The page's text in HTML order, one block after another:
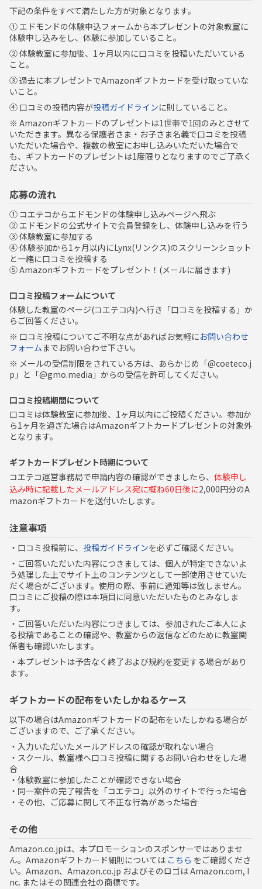
下記の条件をすべて満たした方が対象となります。
① エドモンドの体験申込フォームから本プレゼントの対象教室に
体験申し込みをし、体験に参加していること。
② 体験教室に参加後、1ヶ月以内に口コミを投稿いただいている
こと。
③ 過去に本プレゼントでAmazonギフトカードを受け取っていな
いこと。
④ 口コミの投稿内容が投稿ガイドラインに則していること。
※ Amazonギフトカードのプレゼントは1世帯で1回のみとさせて
いただきます。異なる保護者さま・お子さま名義で口コミを投稿
いただいた場合や、複数の教室にお申し込みいただいた場合で
も、ギフトカードのプレゼントは1度限りとなりますのでご了承く
ださい。
応募の流れ
① コエテコからエドモンドの体験申し込みページへ飛ぶ
② エドモンドの公式サイトで会員登録をし、体験申し込みを行う
③ 体験教室に参加する
④ 体験参加から1ヶ月以内にLynx(リンクス)のスクリーンショット
と一緒に口コミを投稿する
⑤ Amazonギフトカードをプレゼント！(メールに届きます)
口コミ投稿フォームについて
体験した教室のページ(コエテコ内)へ行き「口コミを投稿する」か
らご回答ください。
※ 口コミ投稿についてご不明な点があればお気軽にお問い合わせ
フォームまでお問い合わせ下さい。
※ メールの受信制限をされている方は、あらかじめ「@coeteco.j
p」と「@gmo.media」からの受信を許可してください。
口コミ投稿期間について
口コミは体験教室に参加後、1ヶ月以内にご投稿ください。参加か
ら1ヶ月を過ぎた場合はAmazonギフトカードプレゼントの対象外
となります。
ギフトカードプレゼント時期について
コエテコ運営事務局で申請内容の確認ができましたら、 体験申し
込み時に記載したメールアドレス宛に概ね60日後に2,000円分のA
mazonギフトカードを送付いたします。
注意事項
・口コミ投稿前に、 投稿ガイドラインを必ずご確認ください。
・ご回答いただいた内容につきましては、個人が特定できないよ
う処理した上でサイト上のコンテンツとして一部使用させていた
だく場合がございます。使用の際、事前に通知等は致しません。
口コミにご投稿の際は本項目に同意いただいたものとみなしま
す。
・ご回答いただいた内容につきましては、参加されたご本人によ
る投稿であることの確認や、教室からの返信などのために教室関
係者も確認いたします。
・本プレゼントは予告なく終了および規約を変更する場合があり
ます。
ギフトカードの配布をいたしかねるケース
以下の場合はAmazonギフトカードの配布をいたしかねる場合が
ございますので、ご了承ください。
・入力いただいたメールアドレスの確認が取れない場合
・スクール、教室様へ口コミ投稿に関するお問い合わせをした場
合
・体験教室に参加したことが確認できない場合
・同一案件の完了報告を「コエテコ」以外のサイトで行った場合
・その他、ご応募に関して不正な行為があった場合
その他
Amazon.co.jpは、本プロモーションのスポンサーではありませ
ん。Amazonギフトカード細則については こちら をご確認くださ
い。Amazon、Amazon.co.jp およびそのロゴは Amazon.com, I
nc. またはその関連会社の商標です。